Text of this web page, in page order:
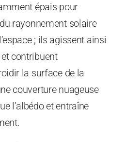
épais pour
rayonnement solaire
; ils agissent ainsi
contribuent
la surface de la
couverture nuageuse
l’albédo et entraîne